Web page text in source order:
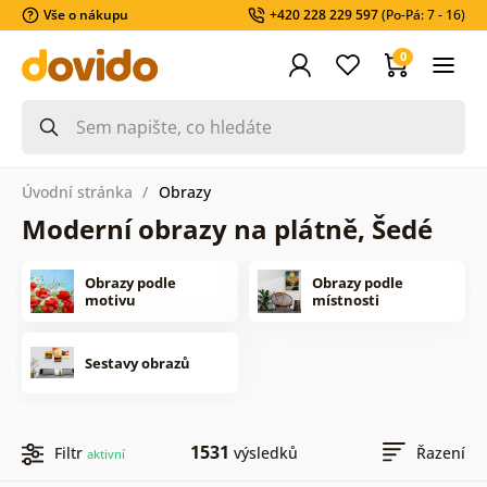
Vše o nákupu +420 228 229 597(Po-Pá: 7 - 16)
0
Úvodní stránka Obrazy
Moderní obrazy na plátně, Šedé
Obrazy podle
motivu
Obrazy podle
místnosti
Sestavy obrazů
Filtr aktivní 1531 výsledků Řazení